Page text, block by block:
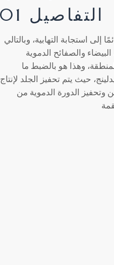
التفاصيل 01
إلى استجابة التهابية، وبالتالي
البيضاء والصفائح الدموية
وهذا هو بالضبط ما
حيث يتم تحفيز الجلد لإنتاج
وتحفيز الدورة الدموية من